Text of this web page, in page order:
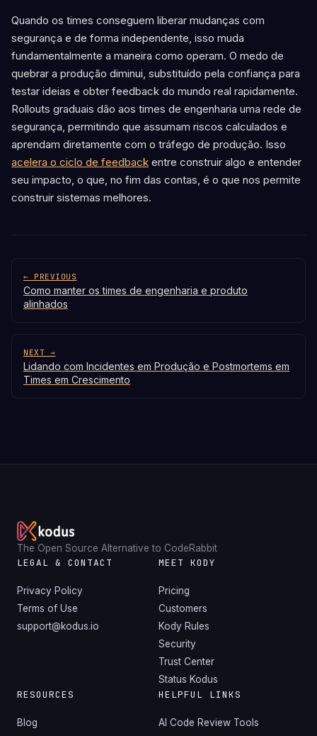
Quando os times conseguem liberar mudanças com
segurança e de forma independente, isso muda
fundamentalmente a maneira como operam. O medo de
quebrar a produção diminui, substituído pela confiança para
testar ideias e obter feedback do mundo real rapidamente.
Rollouts graduais dão aos times de engenharia uma rede de
segurança, permitindo que assumam riscos calculados e
aprendam diretamente com o tráfego de produção. Isso
acelera o ciclo de feedback entre construir algo e entender
seu impacto, o que, no fim das contas, é o que nos permite
construir sistemas melhores.
← PREVIOUS
Como manter os times de engenharia e produto
alinhados
NEXT →
Lidando com Incidentes em Produção e Postmortems em
Times em Crescimento
The Open Source Alternative to CodeRabbit
LEGAL & CONTACT
Privacy Policy
Terms of Use
support@kodus.io
MEET KODY
Pricing
Customers
Kody Rules
Security
Trust Center
Status Kodus
RESOURCES
Blog
HELPFUL LINKS
AI Code Review Tools